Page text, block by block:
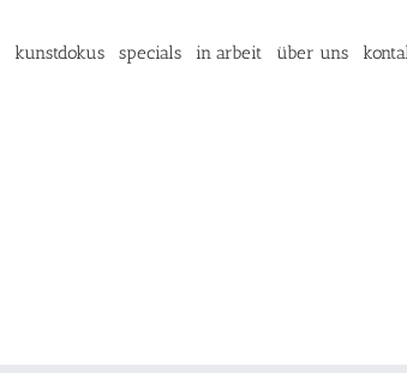
kunstdokus specials in arbeit über uns